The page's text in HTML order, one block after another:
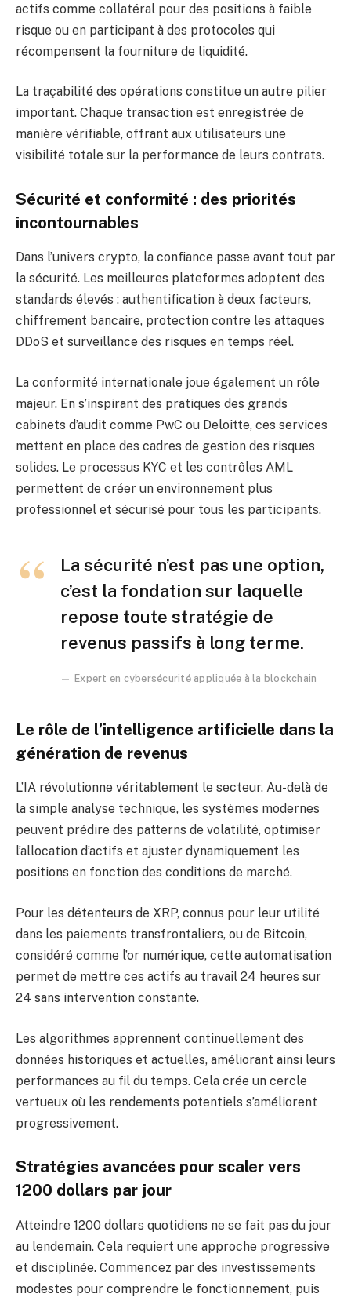
actifs comme collatéral pour des positions à faible
risque ou en participant à des protocoles qui
récompensent la fourniture de liquidité.
La traçabilité des opérations constitue un autre pilier
important. Chaque transaction est enregistrée de
manière vérifiable, offrant aux utilisateurs une
visibilité totale sur la performance de leurs contrats.
Sécurité et conformité : des priorités
incontournables
Dans l’univers crypto, la confiance passe avant tout par
la sécurité. Les meilleures plateformes adoptent des
standards élevés : authentification à deux facteurs,
chiffrement bancaire, protection contre les attaques
DDoS et surveillance des risques en temps réel.
La conformité internationale joue également un rôle
majeur. En s’inspirant des pratiques des grands
cabinets d’audit comme PwC ou Deloitte, ces services
mettent en place des cadres de gestion des risques
solides. Le processus KYC et les contrôles AML
permettent de créer un environnement plus
professionnel et sécurisé pour tous les participants.
La sécurité n’est pas une option,
c’est la fondation sur laquelle
repose toute stratégie de
revenus passifs à long terme.
Expert en cybersécurité appliquée à la blockchain
Le rôle de l’intelligence artificielle dans la
génération de revenus
L’IA révolutionne véritablement le secteur. Au-delà de
la simple analyse technique, les systèmes modernes
peuvent prédire des patterns de volatilité, optimiser
l’allocation d’actifs et ajuster dynamiquement les
positions en fonction des conditions de marché.
Pour les détenteurs de XRP, connus pour leur utilité
dans les paiements transfrontaliers, ou de Bitcoin,
considéré comme l’or numérique, cette automatisation
permet de mettre ces actifs au travail 24 heures sur
24 sans intervention constante.
Les algorithmes apprennent continuellement des
données historiques et actuelles, améliorant ainsi leurs
performances au fil du temps. Cela crée un cercle
vertueux où les rendements potentiels s’améliorent
progressivement.
Stratégies avancées pour scaler vers
1200 dollars par jour
Atteindre 1200 dollars quotidiens ne se fait pas du jour
au lendemain. Cela requiert une approche progressive
et disciplinée. Commencez par des investissements
modestes pour comprendre le fonctionnement, puis